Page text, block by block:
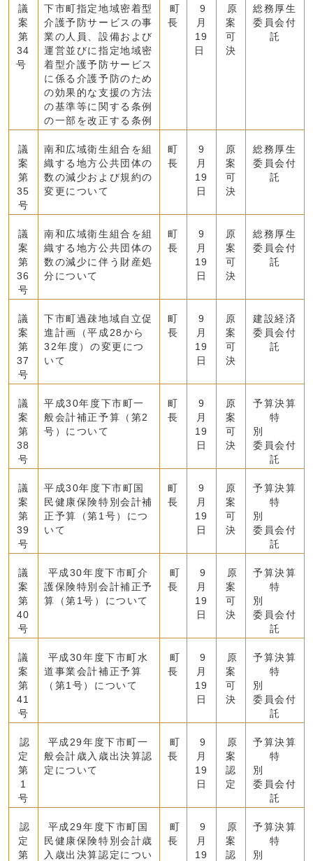
議
案
第
34
号
下市町指定地域密着型
介護予防サービスの事
業の人員、設備および
運営並びに指定地域密
着型介護予防サービス
に係る介護予防のため
の効果的な支援の方法
の基準等に関する条例
の一部を改正する条例
町
長
9
月
19
日
原
案
可
決
総務厚生
委員会付
託
議
案
第
35
号
南和広域衛生組合を組
織する地方公共団体の
数の減少および規約の
変更について
町
長
9
月
19
日
原
案
可
決
総務厚生
委員会付
託
議
案
第
36
号
南和広域衛生組合を組
織する地方公共団体の
数の減少に伴う財産処
分について
町
長
9
月
19
日
原
案
可
決
総務厚生
委員会付
託
議
案
第
37
号
下市町過疎地域自立促
進計画（平成28から
32年度）の変更につ
いて
町
長
9
月
19
日
原
案
可
決
建設経済
委員会付
託
議
案
第
38
号
平成30年度下市町一
般会計補正予算（第2
号）について
町
長
9
月
19
日
原
案
可
決
予算決算
特
別
委員会付
託
議
案
第
39
号
平成30年度下市町国
民健康保険特別会計補
正予算（第1号）につ
いて
町
長
9
月
19
日
原
案
可
決
予算決算
特
別
委員会付
託
議
案
第
40
号
平成30年度下市町介
護保険特別会計補正予
算（第1号）について
町
長
9
月
19
日
原
案
可
決
予算決算
特
別
委員会付
託
議
案
第
41
号
平成30年度下市町水
道事業会計補正予算
（第1号）について
町
長
9
月
19
日
原
案
可
決
予算決算
特
別
委員会付
託
認
定
第
1
号
平成29年度下市町一
般会計歳入歳出決算認
定について
町
長
9
月
19
日
原
案
認
定
予算決算
特
別
委員会付
託
認
定
第
平成29年度下市町国
民健康保険特別会計歳
入歳出決算認定につい
町
長
9
月
19
原
案
認
予算決算
特
別